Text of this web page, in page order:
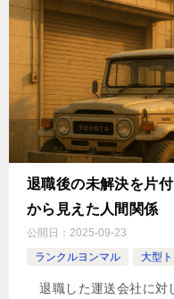
退職後の未解決を片
から見えた人間関係
公開日： 2025-09-23
ランクルヨンマル
大型
退職した運送会社に対